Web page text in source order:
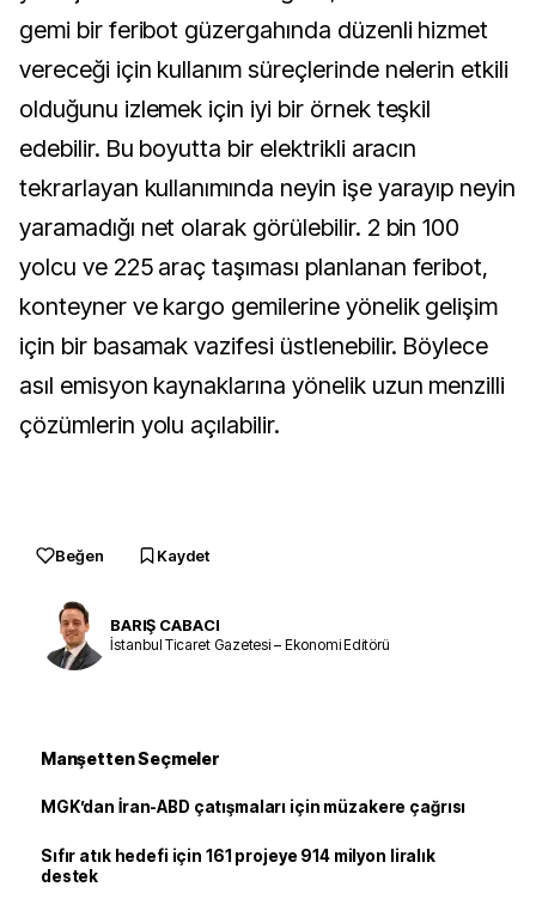
gemi bir feribot güzergahında düzenli hizmet
vereceği için kullanım süreçlerinde nelerin etkili
olduğunu izlemek için iyi bir örnek teşkil
edebilir. Bu boyutta bir elektrikli aracın
tekrarlayan kullanımında neyin işe yarayıp neyin
yaramadığı net olarak görülebilir. 2 bin 100
yolcu ve 225 araç taşıması planlanan feribot,
konteyner ve kargo gemilerine yönelik gelişim
için bir basamak vazifesi üstlenebilir. Böylece
asıl emisyon kaynaklarına yönelik uzun menzilli
çözümlerin yolu açılabilir.
Beğen Kaydet
BARIŞ CABACI
İstanbul Ticaret Gazetesi – Ekonomi Editörü
Manşetten Seçmeler
MGK’dan İran-ABD çatışmaları için müzakere çağrısı
Sıfır atık hedefi için 161 projeye 914 milyon liralık
destek